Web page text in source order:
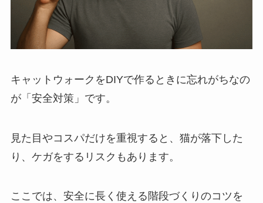
キャットウォークをDIYで作るときに忘れがちなの
が「安全対策」です。
見た目やコスパだけを重視すると、猫が落下した
り、ケガをするリスクもあります。
ここでは、安全に長く使える階段づくりのコツを